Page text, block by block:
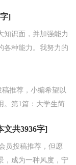
]
知识面，并加强能力
各种能力。我努力的
推荐，小编希望以
。第1篇：大学生简
文共3936字]
员投稿推荐，但愿
，成为一种风度，宁